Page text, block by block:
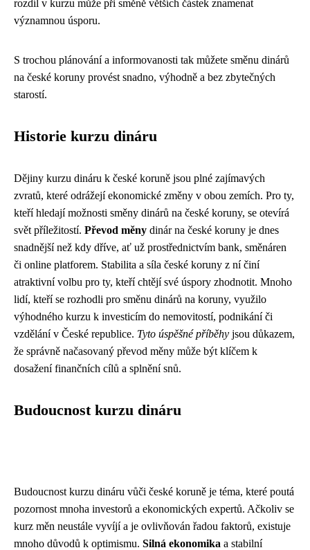
rozdíl v kurzu může při směně větších částek znamenat
významnou úsporu.
S trochou plánování a informovanosti tak můžete směnu dinárů
na české koruny provést snadno, výhodně a bez zbytečných
starostí.
Historie kurzu dináru
Dějiny kurzu dináru k české koruně jsou plné zajímavých
zvratů, které odrážejí ekonomické změny v obou zemích. Pro ty,
kteří hledají možnosti směny dinárů na české koruny, se otevírá
svět příležitostí. Převod měny dinár na české koruny je dnes
snadnější než kdy dříve, ať už prostřednictvím bank, směnáren
či online platforem. Stabilita a síla české koruny z ní činí
atraktivní volbu pro ty, kteří chtějí své úspory zhodnotit. Mnoho
lidí, kteří se rozhodli pro směnu dinárů na koruny, využilo
výhodného kurzu k investicím do nemovitostí, podnikání či
vzdělání v České republice. Tyto úspěšné příběhy jsou důkazem,
že správně načasovaný převod měny může být klíčem k
dosažení finančních cílů a splnění snů.
Budoucnost kurzu dináru
Budoucnost kurzu dináru vůči české koruně je téma, které poutá
pozornost mnoha investorů a ekonomických expertů. Ačkoliv se
kurz měn neustále vyvíjí a je ovlivňován řadou faktorů, existuje
mnoho důvodů k optimismu. Silná ekonomika a stabilní